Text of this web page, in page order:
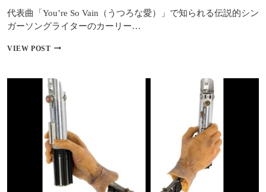
た」
と
る：
が
な
い
と
い
け
な
か
っ
た」
代表曲「You’re So Vain（うつろな愛）」で知られる伝説的シン
ガーソングライターのカーリー…
VIEW POSTグ
ー
賞
歌
手
カ
ー
リ
ー・
サ
イ
モ